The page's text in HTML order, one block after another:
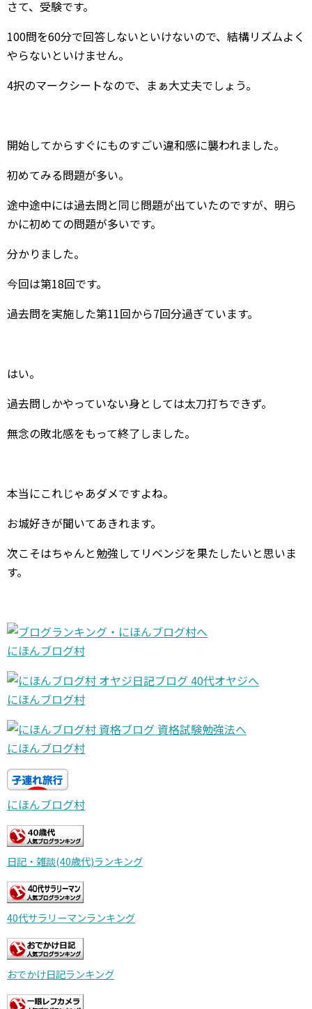
さて、受験です。
100問を60分で回答しないといけないので、結構リズムよく
やらないといけません。
4択のマークシートなので、まぁ大丈夫でしょう。
開始してからすぐにものすごい違和感に襲われました。
初めてみる問題が多い。
途中途中には過去問と同じ問題が出ていたのですが、明ら
かに初めての問題が多いです。
分かりました。
今回は第18回です。
過去問を実施した第11回から7回分過ぎています。
はい。
過去問しかやっていない身としては太刀打ちできず。
無念の敗北感をもって終了しました。
本当にこれじゃあダメですよね。
お城好きが聞いてあきれます。
次こそはちゃんと勉強してリベンジを果たしたいと思いま
す。
にほんブログ村
にほんブログ村
にほんブログ村
にほんブログ村
日記・雑談(40歳代)ランキング
40代サラリーマンランキング
おでかけ日記ランキング